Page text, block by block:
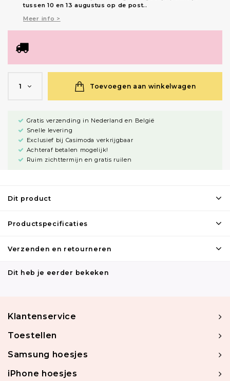
tussen 10 en 13 augustus op de post..
Meer info >
1 Toevoegen aan winkelwagen
Gratis verzending in Nederland en België
Snelle levering
Exclusief bij Casimoda verkrijgbaar
Achteraf betalen mogelijk!
Ruim zichttermijn en gratis ruilen
Dit product
Productspecificaties
Verzenden en retourneren
Dit heb je eerder bekeken
Klantenservice
Toestellen
Samsung hoesjes
iPhone hoesjes